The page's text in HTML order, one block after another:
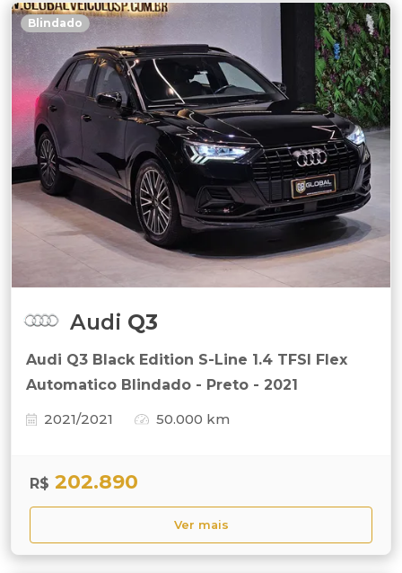
Blindado
Audi Q3
Audi Q3 Black Edition S-Line 1.4 TFSI Flex
Automatico Blindado - Preto - 2021
2021/2021
50.000 km
R$ 202.890
Ver mais